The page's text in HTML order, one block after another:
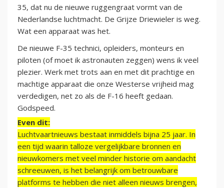
35, dat nu de nieuwe ruggengraat vormt van de
Nederlandse luchtmacht. De Grijze Driewieler is weg.
Wat een apparaat was het.
De nieuwe F-35 technici, opleiders, monteurs en
piloten (of moet ik astronauten zeggen) wens ik veel
plezier. Werk met trots aan en met dit prachtige en
machtige apparaat die onze Westerse vrijheid mag
verdedigen, net zo als de F-16 heeft gedaan.
Godspeed.
Even dit:
Luchtvaartnieuws bestaat inmiddels bijna 25 jaar. In
een tijd waarin talloze vergelijkbare bronnen en
nieuwkomers met veel minder historie om aandacht
schreeuwen, is het belangrijk om betrouwbare
platforms te hebben die niet alleen nieuws brengen,